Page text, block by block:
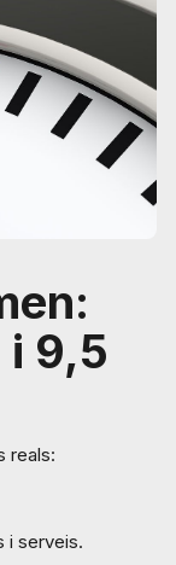
i 9,5
reals:
i serveis.